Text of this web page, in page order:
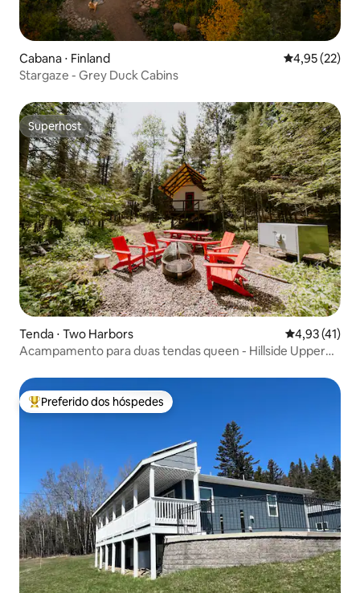
Cabana ⋅ Finland 4,95 de uma
4,95 (22)
Stargaze - Grey Duck Cabins
Superhost
Superhost
Tenda ⋅ Two Harbors 4,93 de uma
4,93 (41)
Acampamento para duas tendas queen - Hillside Upper
Entre os melhores preferidos dos hóspedes
Preferido dos hóspedes